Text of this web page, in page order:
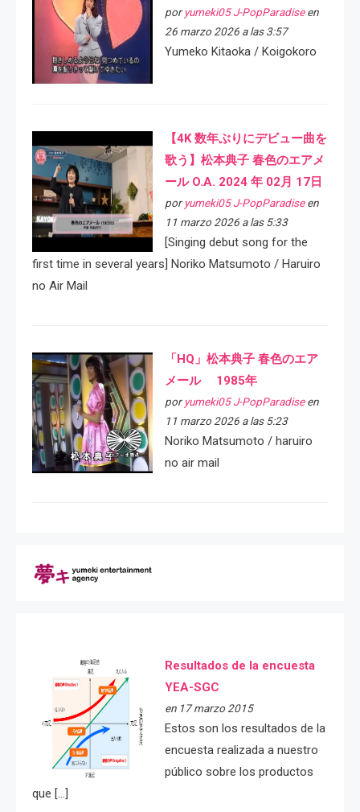
por yumeki05 J-PopParadiseen
26 marzo 2026 a las 3:57
Yumeko Kitaoka / Koigokoro
【4K 数年ぶりにデビュー曲を
歌う】松本典子 春色のエアメ
ール O.A. 2024 年 02月 17日
por yumeki05 J-PopParadiseen
11 marzo 2026 a las 5:33
[Singing debut song for the
first time in several years] Noriko Matsumoto / Haruiro
no Air Mail
「HQ」松本典子 春色のエア
メール 1985年
por yumeki05 J-PopParadiseen
11 marzo 2026 a las 5:23
Noriko Matsumoto / haruiro
no air mail
Resultados de la encuesta
YEA-SGC
en 17 marzo 2015
Estos son los resultados de la
encuesta realizada a nuestro
público sobre los productos
que […]